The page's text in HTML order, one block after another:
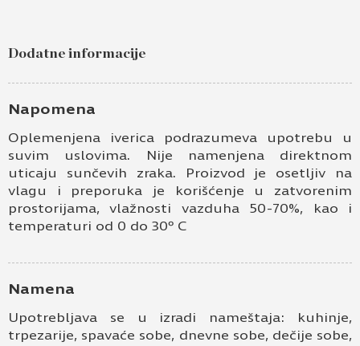
Ime i prezime
Kontakt telefon
privatnosti
*
Dodatne informacije
Napomena
Oplemenjena iverica podrazumeva upotrebu u
suvim uslovima. Nije namenjena direktnom
uticaju sunčevih zraka. Proizvod je osetljiv na
vlagu i preporuka je korišćenje u zatvorenim
prostorijama, vlažnosti vazduha 50-70%, kao i
temperaturi od 0 do 30º C
Namena
Upotrebljava se u izradi nameštaja: kuhinje,
trpezarije, spavaće sobe, dnevne sobe, dečije sobe,